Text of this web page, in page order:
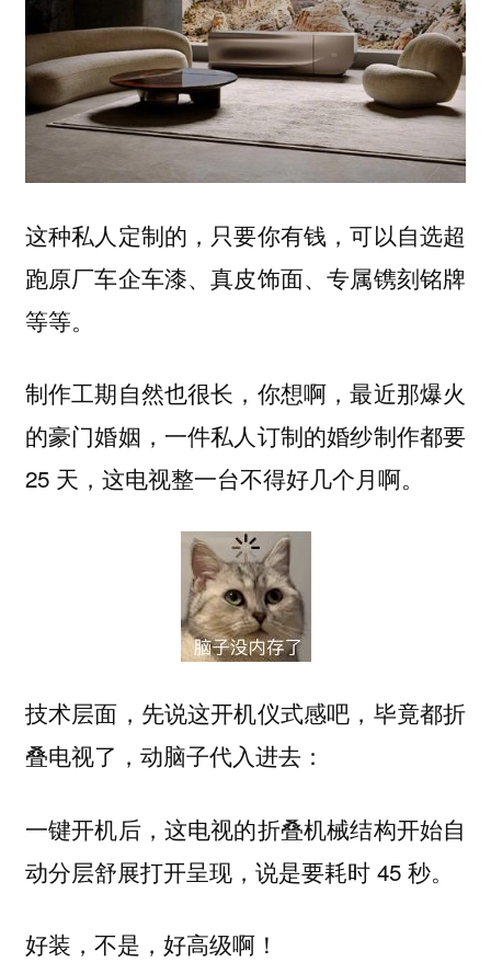
这种私人定制的，只要你有钱，可以自选超
跑原厂车企车漆、真皮饰面、专属镌刻铭牌
等等。
制作工期自然也很长，你想啊，最近那爆火
的豪门婚姻，一件私人订制的婚纱制作都要
25 天，这电视整一台不得好几个月啊。
技术层面，先说这开机仪式感吧，毕竟都折
叠电视了，动脑子代入进去：
一键开机后，这电视的折叠机械结构开始自
动分层舒展打开呈现，说是要耗时 45 秒。
好装，不是，好高级啊！